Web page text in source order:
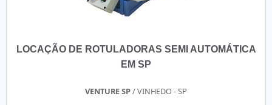
LOCAÇÃO DE ROTULADORAS SEMI AUTOMÁTICA
EM SP
VENTURE SP/ VINHEDO - SP